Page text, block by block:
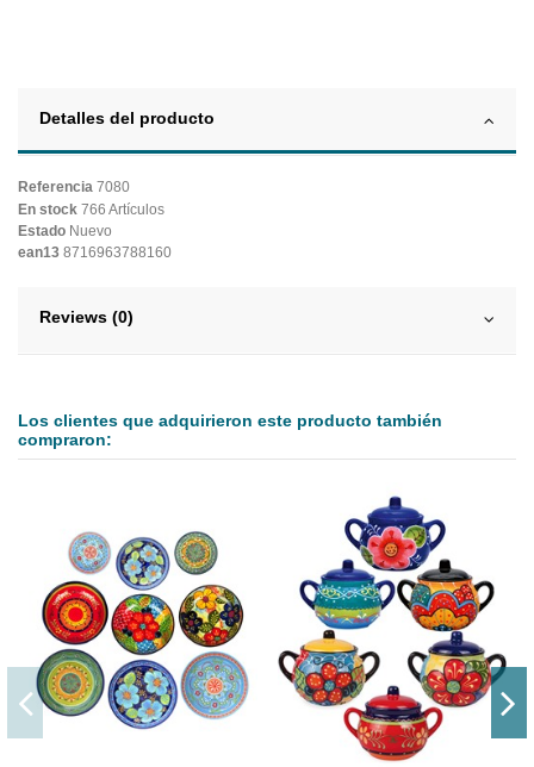
Detalles del producto
Referencia 7080
En stock 766 Artículos
Estado Nuevo
ean13 8716963788160
Reviews (0)
Los clientes que adquirieron este producto también
compraron: